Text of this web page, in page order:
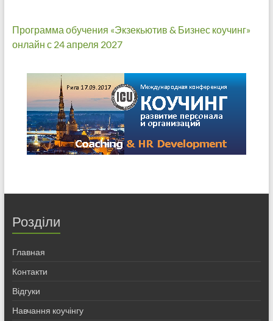
Программа обучения «Экзекьютив & Бизнес коучинг»
онлайн с 24 апреля 2027
Розділи
Главная
Контакти
Відгуки
Навчання коучінгу